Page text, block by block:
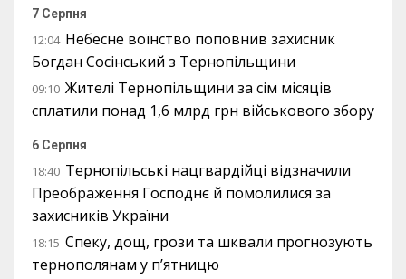
7 Серпня
12:04 Небесне воїнство поповнив захисник
Богдан Сосінський з Тернопільщини
09:10 Жителі Тернопільщини за сім місяців
сплатили понад 1,6 млрд грн військового збору
6 Серпня
18:40 Тернопільські нацгвардійці відзначили
Преображення Господнє й помолилися за
захисників України
18:15 Спеку, дощ, грози та шквали прогнозують
тернополянам у п’ятницю